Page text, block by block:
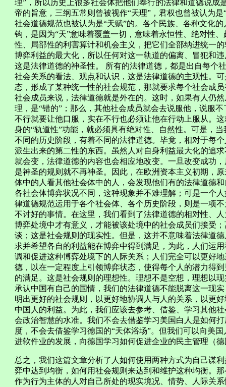
理”，所以历史上很多社会体把他们奉行的法律和道德说成
帝的旨意，三纲五常则曾被视作“天理”，君权也曾被认为
社会道德规范也被认为是“天赋”的。各个民族、各种文化
钩，是因为“天”意味着覆盖一切，意味着永恒性、绝对性
性、局部性的利害算计和机会主义，把它们全部纳进统一
博弈利益的最大化，所以任何对这一轨道的偏离、冒犯和
这是法律道德的神圣性。 所有的法律道德，都是出自每个
社会关系的看法、观点和认识，这是法律道德的主观性。
态，形成了某种统一性的社会规范，那就要求每个社会成
社会成员来说，法律道德就是外在的。这时，如果有人仍
理，是“错的”；那么，其他社会成员就会去说服他，说服
不行就要让他口服，实在不行也必须让他在行动上服从。
身的“轨道性”功能，就必须具有绝对性、自然性。可是，
不同的历史阶段，有着不同的法律道德。毕竟，相对于每
派生出来的第二性的东西。虽然人对自身利益最大化的追
就会变，法律道德的内容也会相应地改变。一旦改变成功
是神圣的规则就不再神圣。因此，在欧洲资本主义初期，
体中的人看其他社会体中的人，会发现他们有的法律道德
各社会体博弈状况不同，这种现象并不难理解；可是一个
律道德规范运用于各个社会体、各个历史阶段，则是一项
不讨好的事情。在这里，我们看到了法律道德的相对性、
博弈处境中才有意义，才能被该处境中的社会成员们接受
谈；这是社会规则的现实性。但是，这并不意味着法律道
求并希望各自的利益能在博弈中得到满足，为此，人们运
调和促进这种博弈处境下的人际关系；人们完全可以更好
德，以在一定程度上引领博弈状态，使得每个人的潜力得
的满足。这是社会规则的理想性。理想不是空想，理想以
承认中国有自己的国情，我们的法律道德不能脱离这一现
明出更好的社会规则，以更好地协调人与人的关系，以更
中国人的利益。为此，我们应该去参考、借鉴、学习其他
会政治智慧的水准。我们不会去借鉴学习美国白人是如何
度，不会去借鉴学习德国的“天体浴场”。但我们可以向美
进软件业的发展，向德国学习如何促进企业的民主管理（
总之，我们这篇文章分析了人如何使用两种方式为自己谋
弈中达到均衡，如何用社会规则来达到和维护这种均衡。
作为行为主体的人对自己所处的现实境况、情势、人际关